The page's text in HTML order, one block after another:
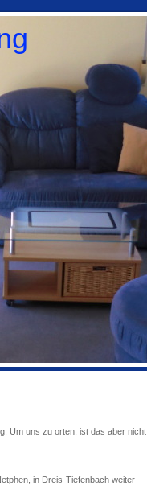
Um uns zu orten, ist das aber nicht
in Dreis-Tiefenbach weiter